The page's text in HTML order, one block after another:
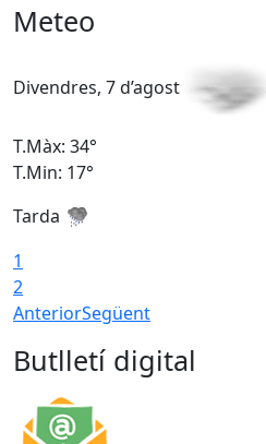
Meteo
Divendres, 7 d’agost
T.Màx: 34°
T.Min: 17°
Tarda
1
2
AnteriorSegüent
Butlletí digital